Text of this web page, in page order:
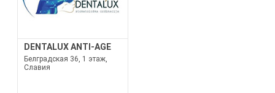
DENTALUX ANTI-AGE
Белградская 36, 1 этаж,
Славия